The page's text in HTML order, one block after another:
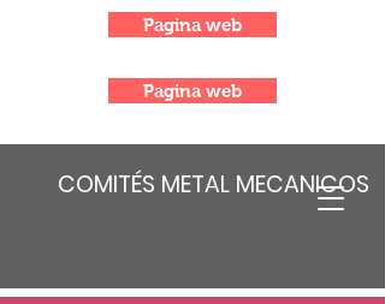
COMITÉS METAL MECANICOS
Pagina web
Pagina web